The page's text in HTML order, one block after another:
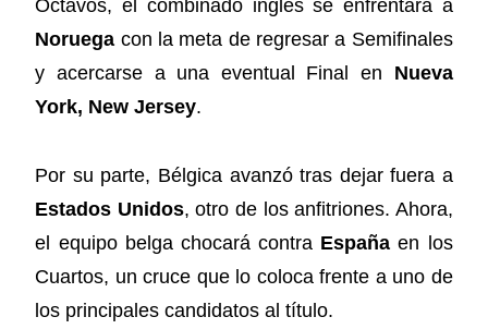
Octavos, el combinado inglés se enfrentará a
Noruega con la meta de regresar a Semifinales
y acercarse a una eventual Final en Nueva
York, New Jersey.
Por su parte, Bélgica avanzó tras dejar fuera a
Estados Unidos, otro de los anfitriones. Ahora,
el equipo belga chocará contra España en los
Cuartos, un cruce que lo coloca frente a uno de
los principales candidatos al título.